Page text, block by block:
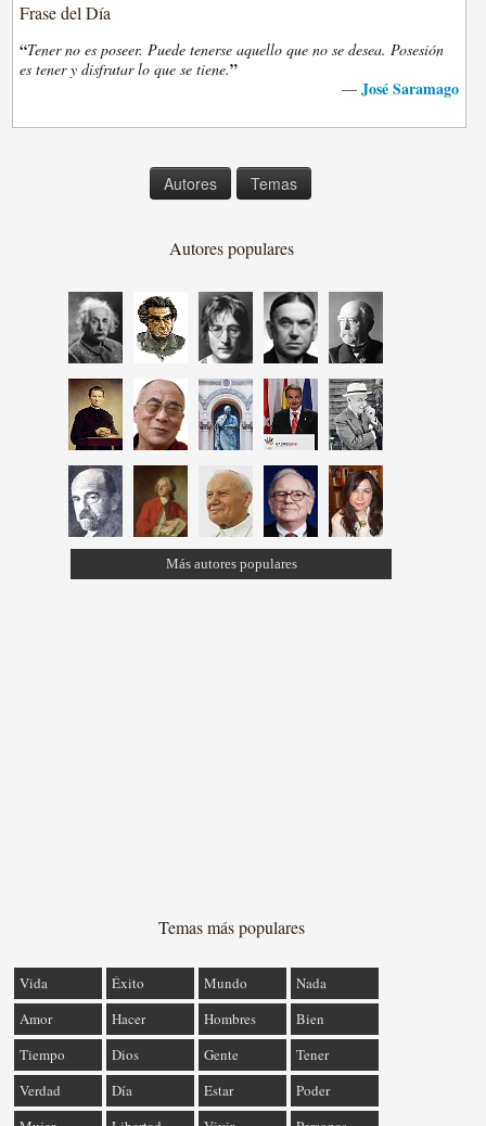
Frase del Día
“Tener no es poseer. Puede tenerse aquello que no se desea. Posesión
es tener y disfrutar lo que se tiene.”
— José Saramago
Autores Temas
Autores populares
Más autores populares
Temas más populares
Vida Éxito Mundo
Nada
Amor
Hacer Hombres
Bien
Tiempo
Dios Gente
Tener
Verdad
Día Estar
Poder